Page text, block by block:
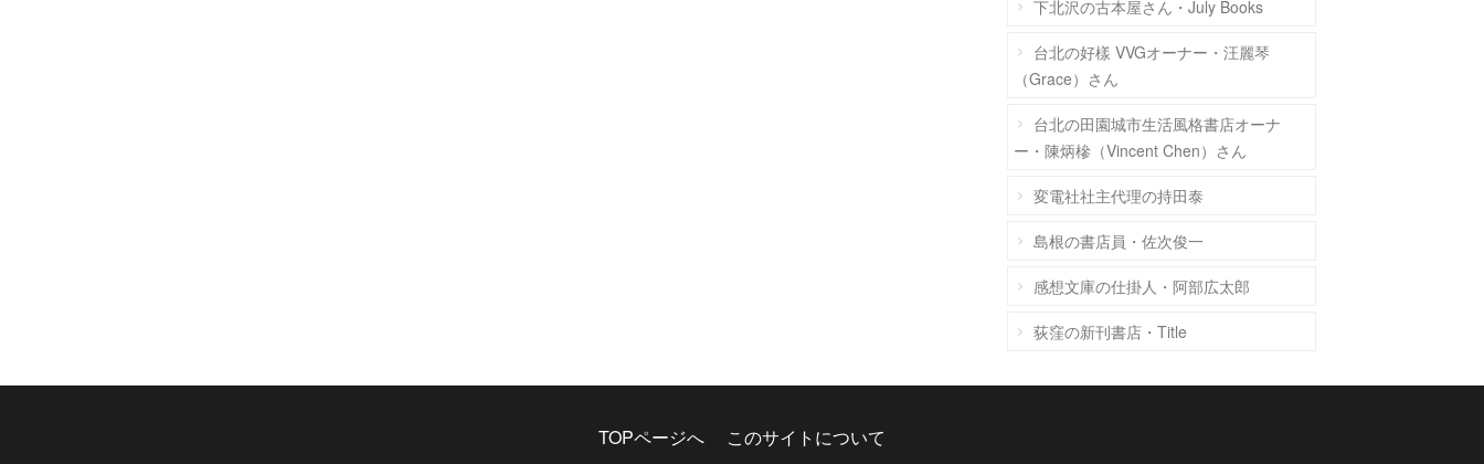
下北沢の古本屋さん・July Books
台北の好樣 VVGオーナー・汪麗琴
（Grace）さん
台北の田園城市生活風格書店オーナ
ー・陳炳槮（Vincent Chen）さん
変電社社主代理の持田泰
島根の書店員・佐次俊一
感想文庫の仕掛人・阿部広太郎
荻窪の新刊書店・Title
TOPページへ このサイトについて